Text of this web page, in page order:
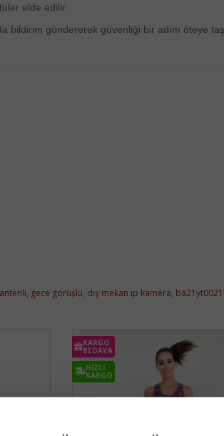
elde edilir.
göndererek güvenliği bir adım öteye
, gece görüşlü, dış mekan ip kamera,
KARGO
BEDAVA
HIZLI
KARGO